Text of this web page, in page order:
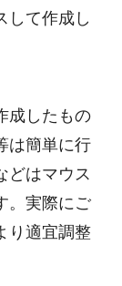
して作成し
成したもの
は簡単に行
どはマウス
。実際にご
り適宜調整